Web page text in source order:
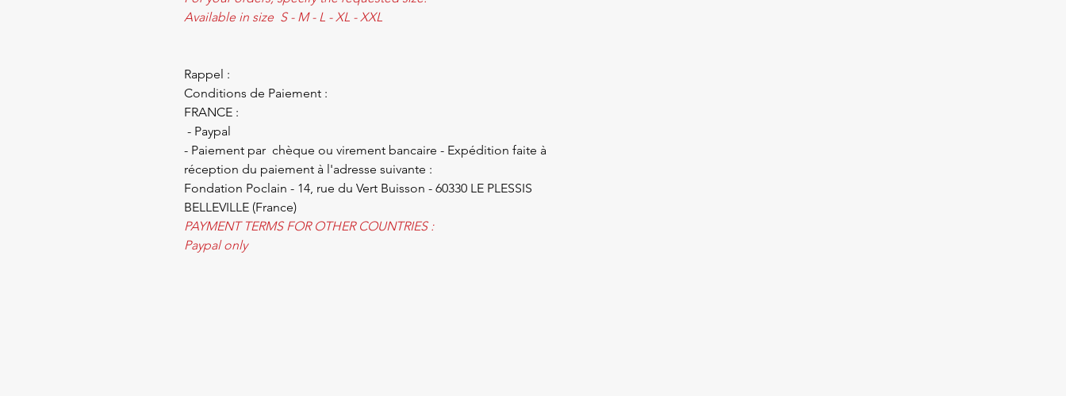
Available in size S - M - L - XL - XXL
Rappel :
Conditions de Paiement :
FRANCE :
- Paypal
- Paiement par chèque ou virement bancaire - Expédition faite à
réception du paiement à l'adresse suivante :
Fondation Poclain - 14, rue du Vert Buisson - 60330 LE PLESSIS
BELLEVILLE (France)
PAYMENT TERMS FOR OTHER COUNTRIES :
Paypal only